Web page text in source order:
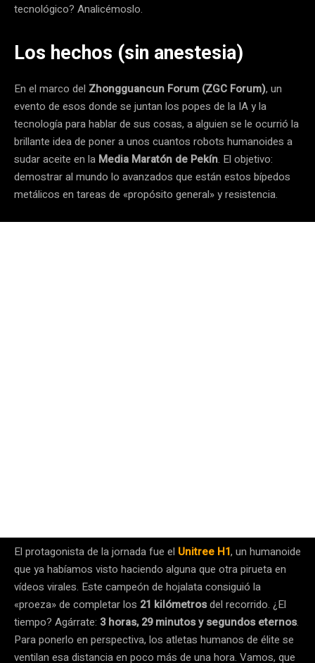
tecnológico? Analicémoslo.
Los hechos (sin anestesia)
En el marco del Zhongguancun Forum (ZGC Forum), un
evento de esos donde se juntan los popes de la IA y la
tecnología para hablar de sus cosas, a alguien se le ocurrió la
brillante idea de poner a unos cuantos robots humanoides a
sudar aceite en la Media Maratón de Pekín. El objetivo:
demostrar al mundo lo avanzados que están estos bípedos
metálicos en tareas de «propósito general» y resistencia.
El protagonista de la jornada fue el Unitree H1, un humanoide
que ya habíamos visto haciendo alguna que otra pirueta en
vídeos virales. Este campeón de hojalata consiguió la
«proeza» de completar los 21 kilómetrosdel recorrido. ¿El
tiempo? Agárrate: 3 horas, 29 minutos y segundos eternos.
Para ponerlo en perspectiva, los atletas humanos de élite se
ventilan esa distancia en poco más de una hora. Vamos, que